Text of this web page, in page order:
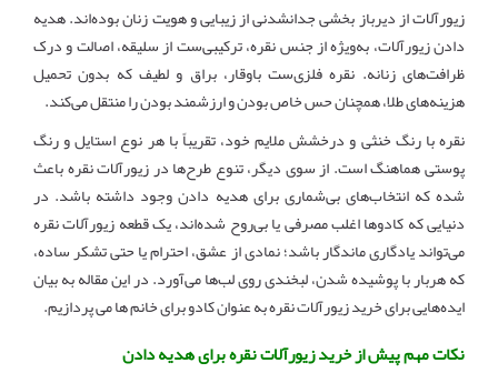
زیورآلات از دیرباز بخشی جدانشدنی از زیبایی و هویت زنان بوده‌اند. هدیه
دادن زیورآلات، به‌ویژه از جنس نقره، ترکیبی‌ست از سلیقه، اصالت و درک
ظرافت‌های زنانه. نقره فلزی‌ست باوقار، براق و لطیف که بدون تحمیل
هزینه‌های طلا، همچنان حس خاص بودن و ارزشمند بودن را منتقل می‌کند.
نقره با رنگ خنثی و درخشش ملایم خود، تقریباً با هر نوع استایل و رنگ
پوستی هماهنگ است. از سوی دیگر، تنوع طرح‌ها در زیورآلات نقره باعث
شده که انتخاب‌های بی‌شماری برای هدیه دادن وجود داشته باشد. در
دنیایی که کادوها اغلب مصرفی یا بی‌روح شده‌اند، یک قطعه زیورآلات نقره
می‌تواند یادگاری ماندگار باشد؛ نمادی از عشق، احترام یا حتی تشکر ساده،
که هربار با پوشیده شدن، لبخندی روی لب‌ها می‌آورد. در این مقاله به بیان
ایده‌هایی برای خرید زیورآلات نقره به عنوان کادو برای خانم ها می پردازیم.
نکات مهم پیش از خرید زیورآلات نقره برای هدیه دادن